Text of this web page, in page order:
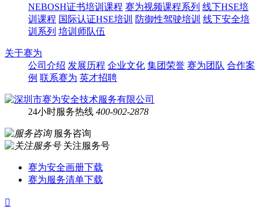
NEBOSH证书培训课程 赛为视频课程系列 线下HSE培
训课程 国际认证HSE培训 防御性驾驶培训 线下安全培
训系列 培训师队伍
关于赛为
公司介绍 发展历程 企业文化 集团荣誉 赛为团队 合作案
例 联系赛为 英才招聘
24小时服务热线 400-902-2878
服务咨询
关注服务号
赛为安全画册下载
赛为服务清单下载
